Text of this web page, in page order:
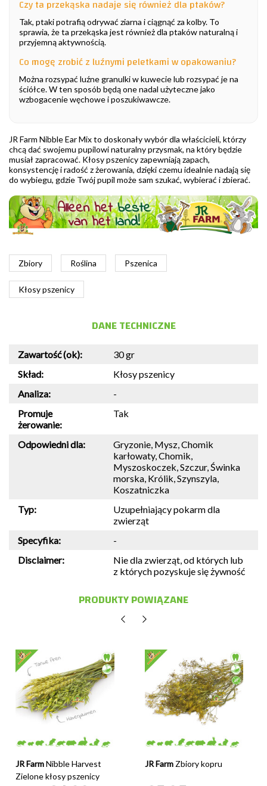
Czy ta przekąska nadaje się również dla ptaków?
Tak, ptaki potrafią odrywać ziarna i ciągnąć za kolby. To
sprawia, że ta przekąska jest również dla ptaków naturalną i
przyjemną aktywnością.
Co mogę zrobić z luźnymi peletkami w opakowaniu?
Można rozsypać luźne granulki w kuwecie lub rozsypać je na
ściółce. W ten sposób będą one nadal użyteczne jako
wzbogacenie węchowe i poszukiwawcze.
JR Farm Nibble Ear Mix to doskonały wybór dla właścicieli, którzy
chcą dać swojemu pupilowi naturalny przysmak, na który będzie
musiał zapracować. Kłosy pszenicy zapewniają zapach,
konsystencję i radość z żerowania, dzięki czemu idealnie nadają się
do wybiegu, gdzie Twój pupil może sam szukać, wybierać i zbierać.
Zbiory Roślina Pszenica
Kłosy pszenicy
DANE TECHNICZNE
Zawartość (ok):
30 gr
Skład:
Kłosy pszenicy
Analiza:
-
Promuje
żerowanie:
Tak
Odpowiedni dla:
Gryzonie, Mysz, Chomik
karłowaty, Chomik,
Myszoskoczek, Szczur, Świnka
morska, Królik, Szynszyla,
Koszatniczka
Typ:
Uzupełniający pokarm dla
zwierząt
Specyfika:
-
Disclaimer:
Nie dla zwierząt, od których lub
z których pozyskuje się żywność
PRODUKTY POWIĄZANE
JR FarmNibble Harvest
Zielone kłosy pszenicy
JR Farm Zbiory kopru